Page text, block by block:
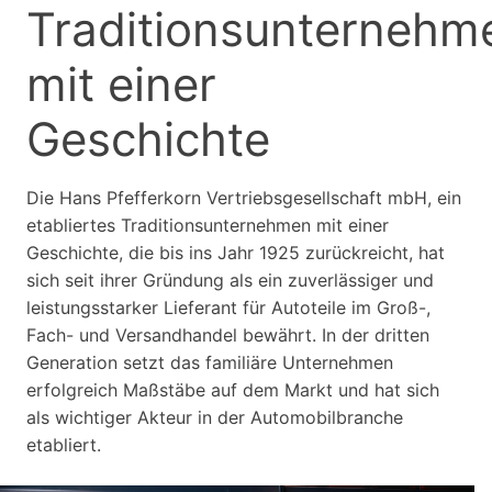
mit einer
Geschichte
Die Hans Pfefferkorn Vertriebsgesellschaft mbH, ein
etabliertes Traditionsunternehmen mit einer
Geschichte, die bis ins Jahr 1925 zurückreicht, hat
sich seit ihrer Gründung als ein zuverlässiger und
leistungsstarker Lieferant für Autoteile im Groß-,
Fach- und Versandhandel bewährt. In der dritten
Generation setzt das familiäre Unternehmen
erfolgreich Maßstäbe auf dem Markt und hat sich
als wichtiger Akteur in der Automobilbranche
etabliert.